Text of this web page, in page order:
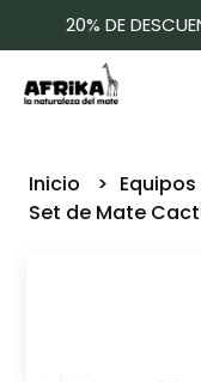
20% DE
Inicio
Set de Mate